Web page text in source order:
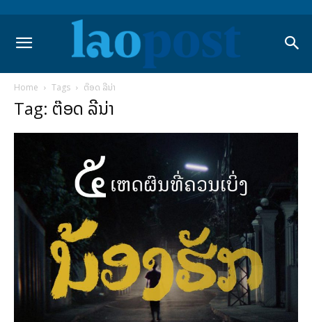
Home Tags ຕ໊ອດ ລີນ່າ
Tag: ຕ໊ອດ ລີນ່າ